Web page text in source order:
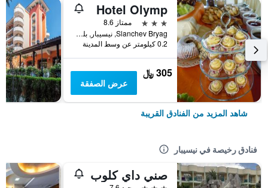
Hotel Olymp
3 نجوم
ممتاز 8.6
Slanchev Bryag, نيسيبار, بلغاريا
0.2 كيلومتر عن وسط المدينة
305 ﷼
عرض الصفقة
شاهد المزيد من الفنادق القريبة
فنادق رخيصة في نيسيبار
صني داي كلوب